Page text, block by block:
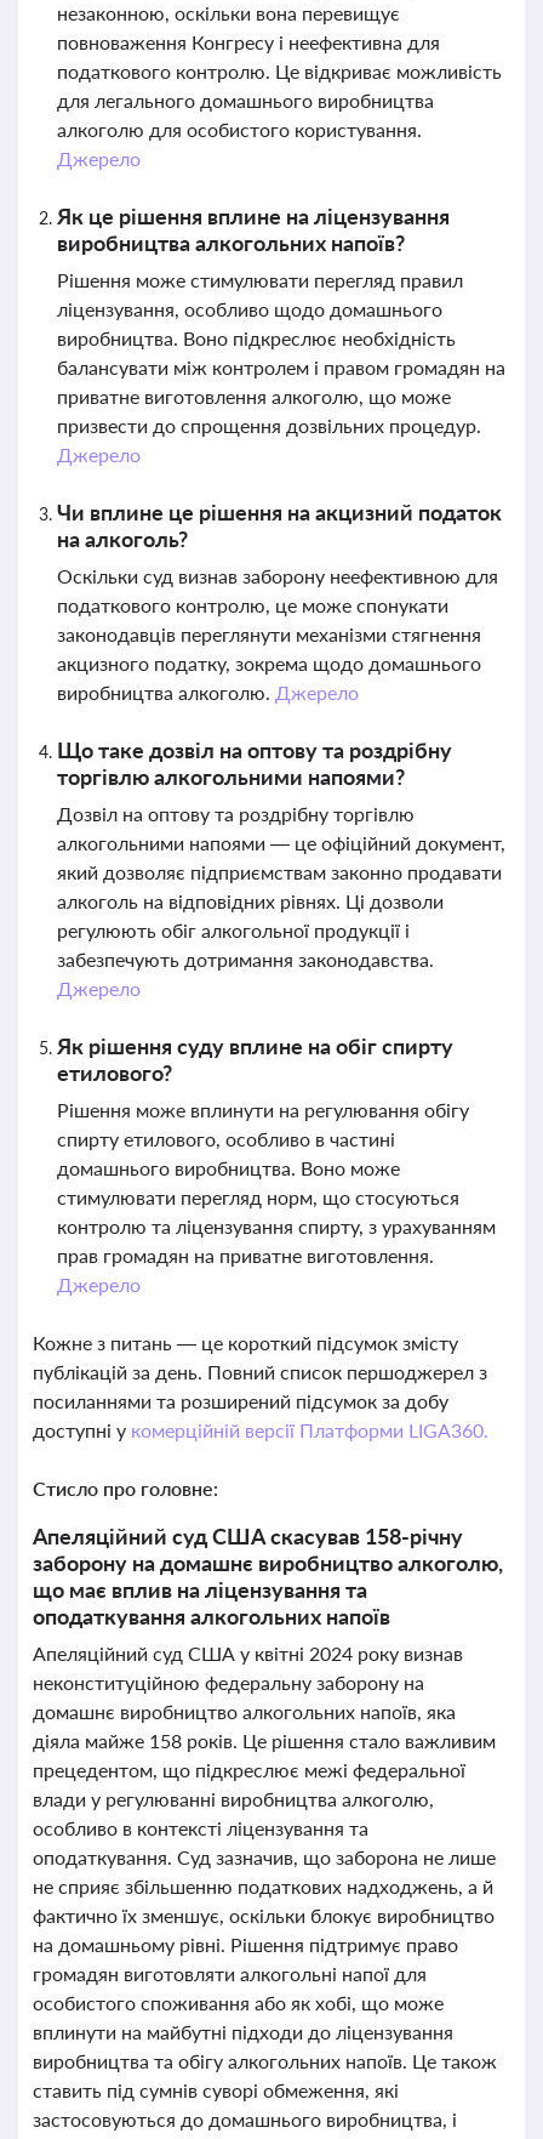
незаконною, оскільки вона перевищує
повноваження Конгресу і неефективна для
податкового контролю. Це відкриває можливість
для легального домашнього виробництва
алкоголю для особистого користування.
Джерело
Як це рішення вплине на ліцензування
виробництва алкогольних напоїв?
Рішення може стимулювати перегляд правил
ліцензування, особливо щодо домашнього
виробництва. Воно підкреслює необхідність
балансувати між контролем і правом громадян на
приватне виготовлення алкоголю, що може
призвести до спрощення дозвільних процедур.
Джерело
Чи вплине це рішення на акцизний податок
на алкоголь?
Оскільки суд визнав заборону неефективною для
податкового контролю, це може спонукати
законодавців переглянути механізми стягнення
акцизного податку, зокрема щодо домашнього
виробництва алкоголю. Джерело
Що таке дозвіл на оптову та роздрібну
торгівлю алкогольними напоями?
Дозвіл на оптову та роздрібну торгівлю
алкогольними напоями — це офіційний документ,
який дозволяє підприємствам законно продавати
алкоголь на відповідних рівнях. Ці дозволи
регулюють обіг алкогольної продукції і
забезпечують дотримання законодавства.
Джерело
Як рішення суду вплине на обіг спирту
етилового?
Рішення може вплинути на регулювання обігу
спирту етилового, особливо в частині
домашнього виробництва. Воно може
стимулювати перегляд норм, що стосуються
контролю та ліцензування спирту, з урахуванням
прав громадян на приватне виготовлення.
Джерело
Кожне з питань — це короткий підсумок змісту
публікацій за день. Повний список першоджерел з
посиланнями та розширений підсумок за добу
доступні у комерційній версії Платформи LIGA360.
Стисло про головне:
Апеляційний суд США скасував 158-річну
заборону на домашнє виробництво алкоголю,
що має вплив на ліцензування та
оподаткування алкогольних напоїв
Апеляційний суд США у квітні 2024 року визнав
неконституційною федеральну заборону на
домашнє виробництво алкогольних напоїв, яка
діяла майже 158 років. Це рішення стало важливим
прецедентом, що підкреслює межі федеральної
влади у регулюванні виробництва алкоголю,
особливо в контексті ліцензування та
оподаткування. Суд зазначив, що заборона не лише
не сприяє збільшенню податкових надходжень, а й
фактично їх зменшує, оскільки блокує виробництво
на домашньому рівні. Рішення підтримує право
громадян виготовляти алкогольні напої для
особистого споживання або як хобі, що може
вплинути на майбутні підходи до ліцензування
виробництва та обігу алкогольних напоїв. Це також
ставить під сумнів суворі обмеження, які
застосовуються до домашнього виробництва, і